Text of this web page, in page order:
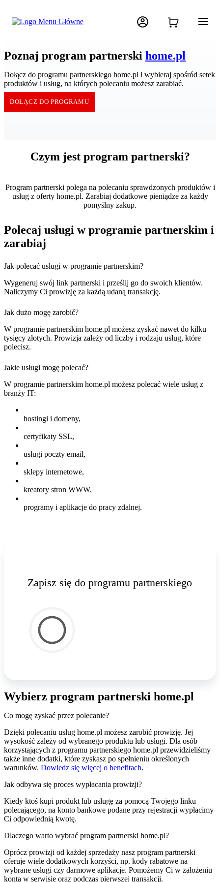
Poznaj program partnerski home.pl
Dołącz do programu partnerskiego home.pl i wybieraj spośród setek
produktów i usług, na których polecaniu możesz zarabiać.
DOŁĄCZ DO PROGRAMU
Czym jest program partnerski?
Program partnerski polega na polecaniu sprawdzonych produktów i
usług z oferty home.pl. Zarabiaj dodatkowe pieniądze za każdy
pomyślny zakup.
Polecaj usługi w programie partnerskim i
zarabiaj
Jak polecać usługi w programie partnerskim?
Wygeneruj swój link partnerski i prześlij go do swoich klientów.
Naliczymy Ci prowizję za każdą udaną transakcję.
Jak dużo mogę zarobić?
W programie partnerskim home.pl możesz zyskać nawet do kilku
tysięcy złotych. Prowizja zależy od liczby i rodzaju usług, które
polecisz.
Jakie usługi mogę polecać?
W programie partnerskim home.pl możesz polecać wiele usług z
branży IT:
hostingi i domeny,
certyfikaty SSL,
usługi poczty email,
sklepy internetowe,
kreatory stron WWW,
programy i aplikacje do pracy zdalnej.
Zapisz się do programu partnerskiego
Wybierz program partnerski home.pl
Co mogę zyskać przez polecanie?
Dzięki polecaniu usług home.pl możesz zarobić prowizję. Jej
wysokość zależy od wybranego produktu lub usługi. Dla osób
korzystających z programu partnerskiego home.pl przewidzieliśmy
także inne dodatki, które zyskasz po spełnieniu określonych
warunków. Dowiedz się więcej o benefitach.
Jak odbywa się proces wypłacania prowizji?
Kiedy ktoś kupi produkt lub usługę za pomocą Twojego linku
polecającego, na konto bankowe podane przy rejestracji wypłacimy
Ci odpowiednią kwotę.
Dlaczego warto wybrać program partnerski home.pl?
Oprócz prowizji od każdej sprzedaży nasz program partnerski
oferuje wiele dodatkowych korzyści, np. kody rabatowe na
wybrane usługi czy darmowe aplikacje. Pomożemy Ci w założeniu
konta w serwisie oraz podczas pierwszej transakcji.